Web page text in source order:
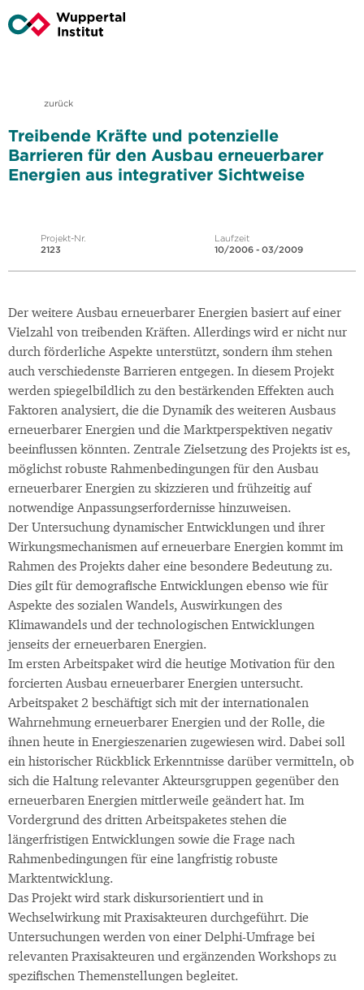
zurück
Treibende Kräfte und potenzielle
Barrieren für den Ausbau erneuerbarer
Energien aus integrativer Sichtweise
Projekt-Nr.
2123
Laufzeit
10/2006 - 03/2009
Der weitere Ausbau erneuerbarer Energien basiert auf einer
Vielzahl von treibenden Kräften. Allerdings wird er nicht nur
durch förderliche Aspekte unterstützt, sondern ihm stehen
auch verschiedenste Barrieren entgegen. In diesem Projekt
werden spiegelbildlich zu den bestärkenden Effekten auch
Faktoren analysiert, die die Dynamik des weiteren Ausbaus
erneuerbarer Energien und die Marktperspektiven negativ
beeinflussen könnten. Zentrale Zielsetzung des Projekts ist es,
möglichst robuste Rahmenbedingungen für den Ausbau
erneuerbarer Energien zu skizzieren und frühzeitig auf
notwendige Anpassungserfordernisse hinzuweisen.
Der Untersuchung dynamischer Entwicklungen und ihrer
Wirkungsmechanismen auf erneuerbare Energien kommt im
Rahmen des Projekts daher eine besondere Bedeutung zu.
Dies gilt für demografische Entwicklungen ebenso wie für
Aspekte des sozialen Wandels, Auswirkungen des
Klimawandels und der technologischen Entwicklungen
jenseits der erneuerbaren Energien.
Im ersten Arbeitspaket wird die heutige Motivation für den
forcierten Ausbau erneuerbarer Energien untersucht.
Arbeitspaket 2 beschäftigt sich mit der internationalen
Wahrnehmung erneuerbarer Energien und der Rolle, die
ihnen heute in Energieszenarien zugewiesen wird. Dabei soll
ein historischer Rückblick Erkenntnisse darüber vermitteln, ob
sich die Haltung relevanter Akteursgruppen gegenüber den
erneuerbaren Energien mittlerweile geändert hat. Im
Vordergrund des dritten Arbeitspaketes stehen die
längerfristigen Entwicklungen sowie die Frage nach
Rahmenbedingungen für eine langfristig robuste
Marktentwicklung.
Das Projekt wird stark diskursorientiert und in
Wechselwirkung mit Praxisakteuren durchgeführt. Die
Untersuchungen werden von einer Delphi-Umfrage bei
relevanten Praxisakteuren und ergänzenden Workshops zu
spezifischen Themenstellungen begleitet.